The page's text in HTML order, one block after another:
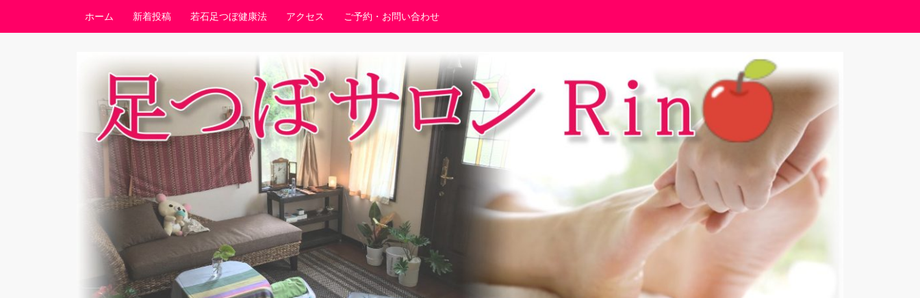
ホーム 新着投稿 若石足つぼ健康法 アクセス ご予約・お問い合わせ